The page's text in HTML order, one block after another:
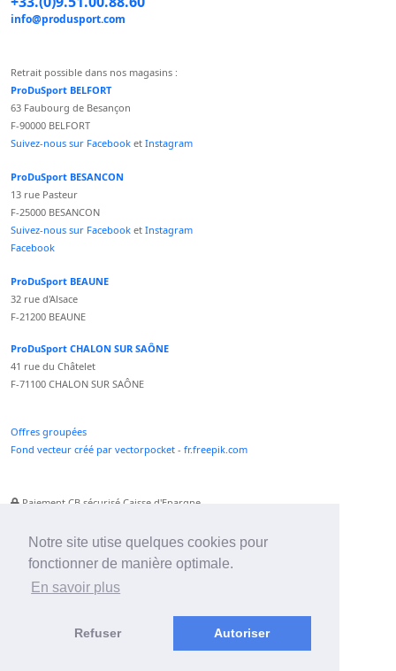
Notre site utise quelques cookies pour
fonctionner de manière optimale.
En savoir plus
Refuser Autoriser
info@produsport.com
Retrait possible dans nos magasins :
ProDuSport BELFORT
63 Faubourg de Besançon
F-90000 BELFORT
Suivez-nous sur Facebook et Instagram
ProDuSport BESANCON
13 rue Pasteur
F-25000 BESANCON
Suivez-nous sur Facebook et Instagram
Facebook
ProDuSport BEAUNE
32 rue d'Alsace
F-21200 BEAUNE
ProDuSport CHALON SUR SAÔNE
41 rue du Châtelet
F-71100 CHALON SUR SAÔNE
Offres groupées
Fond vecteur créé par vectorpocket - fr.freepik.com
Paiement CB sécurisé Caisse d'Epargne
Paiement Paypal accepté